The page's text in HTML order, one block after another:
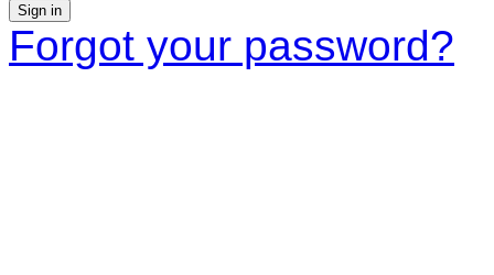
Sign in
Forgot your password?